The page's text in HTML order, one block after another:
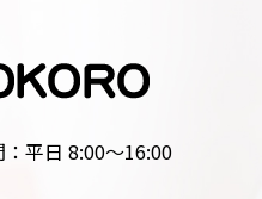
平日 8:00～16:00